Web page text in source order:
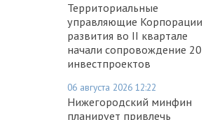
Территориальные
управляющие Корпорации
развития во II квартале
начали сопровождение 20
инвестпроектов
06 августа 2026 12:22
Нижегородский минфин
планирует привлечь